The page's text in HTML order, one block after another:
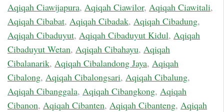
Aqiqah Ciawijapura, Aqiqah Ciawilor, Aqiqah Ciawitali,
Aqiqah Cibabat, Aqiqah Cibadak, Aqiqah Cibadung,
Aqiqah Cibaduyut, Aqiqah Cibaduyut Kidul, Aqiqah
Cibaduyut Wetan, Aqiqah Cibahayu, Aqiqah
Cibalanarik, Aqiqah Cibalandong Jaya, Aqiqah
Cibalong, Aqiqah Cibalongsari, Aqiqah Cibalung,
Aqiqah Cibanggala, Aqiqah Cibangkong, Aqiqah
Cibanon, Aqiqah Cibanten, Aqiqah Cibanteng, Aqiqah